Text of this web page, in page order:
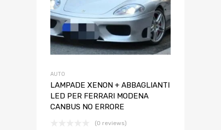
AUTO
LAMPADE XENON + ABBAGLIANTI
LED PER FERRARI MODENA
CANBUS NO ERRORE
(0 reviews)